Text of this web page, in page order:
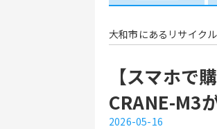
大和市にあるリサイク
【スマホ
CRANE-M3
2026-05-16